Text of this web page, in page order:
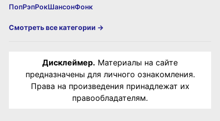
ПопРэпРокШансонФонк
Смотреть все категории →
Дисклеймер. Материалы на сайте
предназначены для личного ознакомления.
Права на произведения принадлежат их
правообладателям.